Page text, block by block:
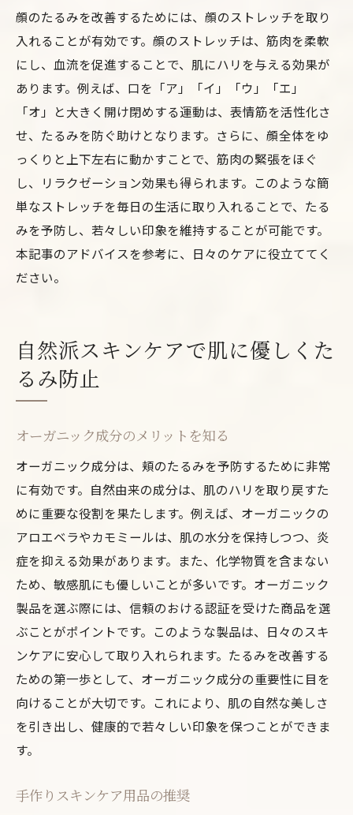
顔のたるみを改善するためには、顔のストレッチを取り
入れることが有効です。顔のストレッチは、筋肉を柔軟
にし、血流を促進することで、肌にハリを与える効果が
あります。例えば、口を「ア」「イ」「ウ」「エ」
「オ」と大きく開け閉めする運動は、表情筋を活性化さ
せ、たるみを防ぐ助けとなります。さらに、顔全体をゆ
っくりと上下左右に動かすことで、筋肉の緊張をほぐ
し、リラクゼーション効果も得られます。このような簡
単なストレッチを毎日の生活に取り入れることで、たる
みを予防し、若々しい印象を維持することが可能です。
本記事のアドバイスを参考に、日々のケアに役立ててく
ださい。
自然派スキンケアで肌に優しくた
るみ防止
オーガニック成分のメリットを知る
オーガニック成分は、頬のたるみを予防するために非常
に有効です。自然由来の成分は、肌のハリを取り戻すた
めに重要な役割を果たします。例えば、オーガニックの
アロエベラやカモミールは、肌の水分を保持しつつ、炎
症を抑える効果があります。また、化学物質を含まない
ため、敏感肌にも優しいことが多いです。オーガニック
製品を選ぶ際には、信頼のおける認証を受けた商品を選
ぶことがポイントです。このような製品は、日々のスキ
ンケアに安心して取り入れられます。たるみを改善する
ための第一歩として、オーガニック成分の重要性に目を
向けることが大切です。これにより、肌の自然な美しさ
を引き出し、健康的で若々しい印象を保つことができま
す。
手作りスキンケア用品の推奨